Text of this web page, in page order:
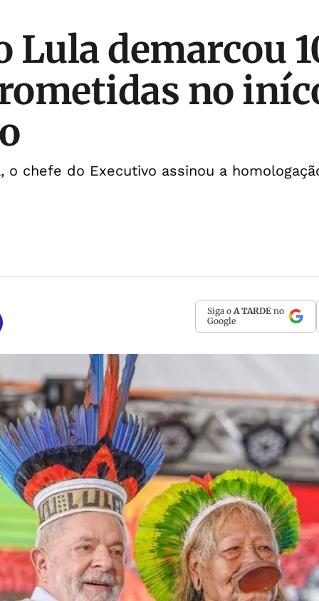
Lula demarcou
no
o chefe do Executivo assinou a
Siga o A TARDE no
Google